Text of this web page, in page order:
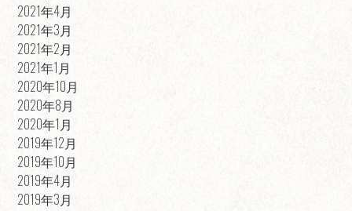
2021年4月
2021年3月
2021年2月
2021年1月
2020年10月
2020年8月
2020年1月
2019年12月
2019年10月
2019年4月
2019年3月